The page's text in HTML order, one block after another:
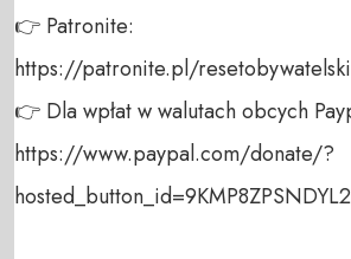
👉 Patronite:
https://patronite.pl/resetobywatelski
👉 Dla wpłat w walutach obcych
https://www.paypal.com/donate/?
hosted_button_id=9KMP8ZPSNDYL2